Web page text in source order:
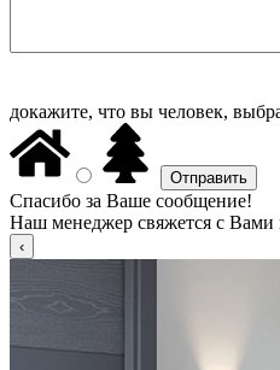
докажите, что вы человек,
Спасибо за Ваше сообщение!
Наш менеджер свяжется с Вами